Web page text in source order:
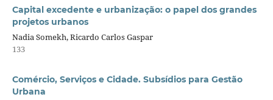
Capital excedente e urbanização: o papel dos grandes
projetos urbanos
Nadia Somekh, Ricardo Carlos Gaspar
133
Comércio, Serviços e Cidade. Subsídios para Gestão
Urbana